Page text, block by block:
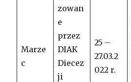
Marze
c
zowan
e
przez
DIAK
Diecez
ji
25 –
27.03.2
022 r.